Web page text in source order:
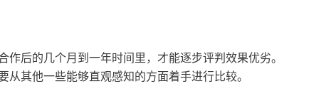
后的几个月到一年时间里，才能逐步评判效果优劣。
其他一些能够直观感知的方面着手进行比较。